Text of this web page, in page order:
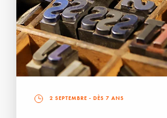
2 SEPTEMBRE - DÈS 7 ANS